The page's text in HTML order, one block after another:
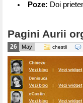
Poze: Doi
Pagini Aurii
26 May chestii